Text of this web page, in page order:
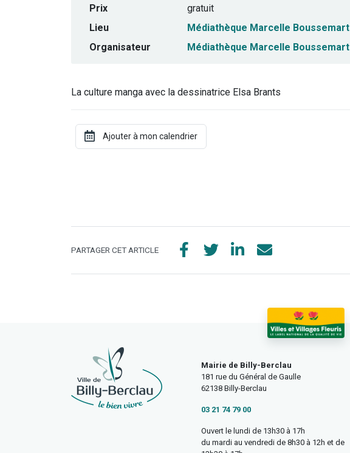
Prix
gratuit
Lieu
Médiathèque Marcelle Boussemart
Organisateur
Médiathèque Marcelle Boussemart
La culture manga avec la dessinatrice Elsa Brants
PARTAGER CET ARTICLE
Mairie de Billy-Berclau
181 rue du Général de Gaulle
62138 Billy-Berclau
03 21 74 79 00
Ouvert le lundi de 13h30 à 17h
du mardi au vendredi de 8h30 à 12h et de